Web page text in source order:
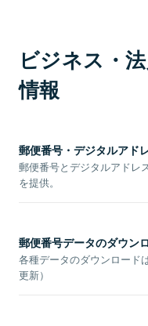
ビジネス・
情報
郵便番号・デジタルアド
郵便番号とデジタルアドレ
を提供。
郵便番号データのダウン
各種データのダウンロード
更新）